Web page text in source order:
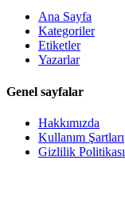
Ana Sayfa
Kategoriler
Etiketler
Yazarlar
Genel sayfalar
Hakkımızda
Kullanım Şartları
Gizlilik Politikası